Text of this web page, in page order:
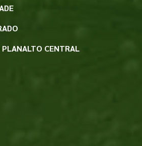
CENTRAL